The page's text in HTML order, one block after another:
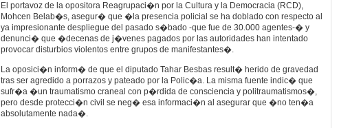
El portavoz de la opositora Reagrupaci�n por la Cultura y la Democracia (RCD),
Mohcen Belab�s, asegur� que �la presencia policial se ha doblado con respecto al
ya impresionante despliegue del pasado s�bado -que fue de 30.000 agentes-� y
denunci� que �decenas de j�venes pagados por las autoridades han intentado
provocar disturbios violentos entre grupos de manifestantes�.
La oposici�n inform� de que el diputado Tahar Besbas result� herido de gravedad
tras ser agredido a porrazos y pateado por la Polic�a. La misma fuente indic� que
sufr�a �un traumatismo craneal con p�rdida de consciencia y politraumatismos�,
pero desde protecci�n civil se neg� esa informaci�n al asegurar que �no ten�a
absolutamente nada�.